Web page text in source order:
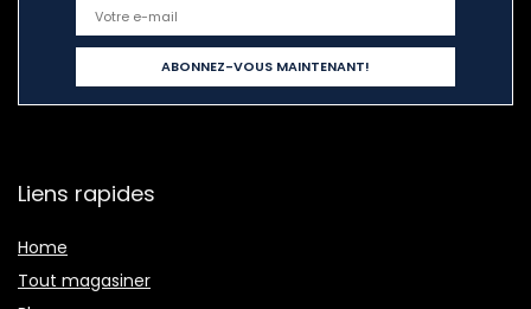
Liens rapides
Home
Tout magasiner